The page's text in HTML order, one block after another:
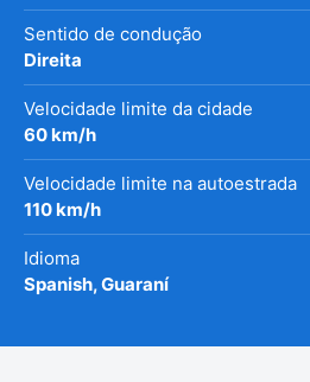
Sentido de condução
Direita
Velocidade limite da cidade
60 km/h
Velocidade limite na autoestrada
110 km/h
Idioma
Spanish, Guaraní